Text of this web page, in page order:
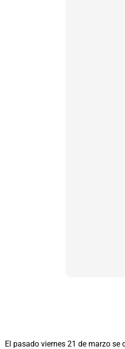
El pasado viernes 21 de marzo